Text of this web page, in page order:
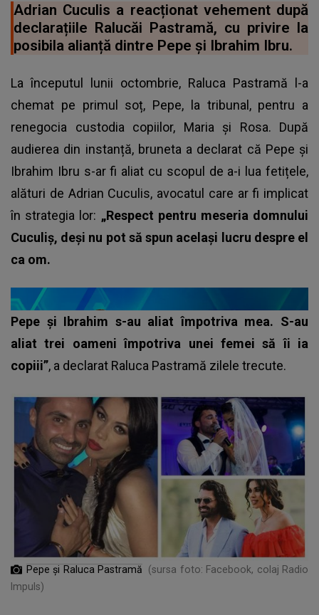
Adrian Cuculis a reacționat vehement după
declarațiile Ralucăi Pastramă, cu privire la
posibila alianță dintre Pepe și Ibrahim Ibru.
La începutul lunii octombrie, Raluca Pastramă l-a
chemat pe primul soț, Pepe, la tribunal, pentru a
renegocia custodia copiilor, Maria și Rosa. După
audierea din instanță, bruneta a declarat că Pepe și
Ibrahim Ibru s-ar fi aliat cu scopul de a-i lua fetițele,
alături de Adrian Cuculis, avocatul care ar fi implicat
în strategia lor: „Respect pentru meseria domnului
Cuculiș, deși nu pot să spun același lucru despre el
ca om.
Pepe și Ibrahim s-au aliat împotriva mea. S-au
aliat trei oameni împotriva unei femei să îi ia
copiii”, a declarat Raluca Pastramă zilele trecute.
Pepe și Raluca Pastramă
(sursa foto: Facebook, colaj Radio
Impuls)